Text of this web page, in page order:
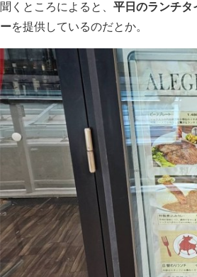
聞くところによると、 平日のランチタ
ーを提供しているのだとか。